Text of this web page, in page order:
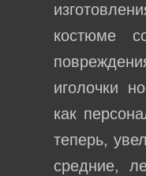
костюме
иголочки
как
теперь,
средние,